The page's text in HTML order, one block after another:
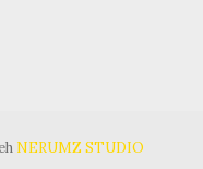
NERUMZ STUDIO